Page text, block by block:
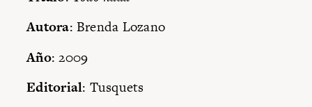
Autora: Brenda Lozano
Año: 2009
Editorial: Tusquets